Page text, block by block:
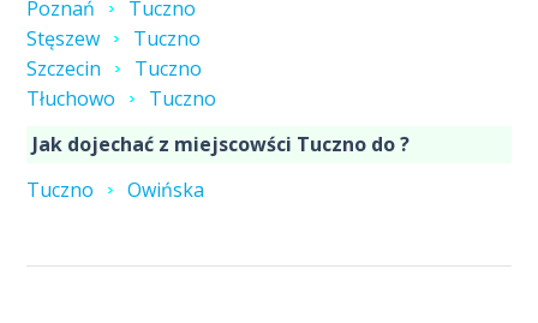
Poznań
Tuczno
Stęszew
Tuczno
Szczecin
Tuczno
Tłuchowo
Tuczno
Jak dojechać z miejscowści Tuczno do ?
Tuczno
Owińska